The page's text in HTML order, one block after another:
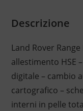
Descrizione
Land Rover
allestimento HSE
digitale – cambio
cartografico –
interni in pelle